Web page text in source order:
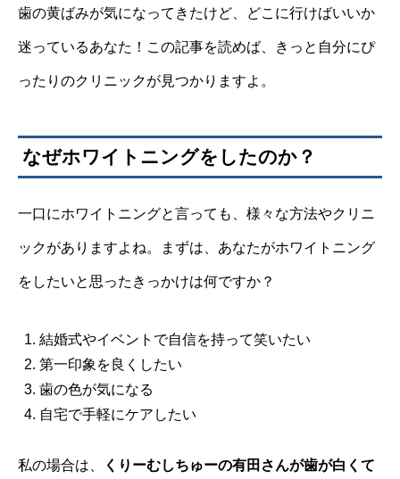
歯の黄ばみが気になってきたけど、どこに行けばいいか
迷っているあなた！この記事を読めば、きっと自分にぴ
ったりのクリニックが見つかりますよ。
なぜホワイトニングをしたのか？
一口にホワイトニングと言っても、様々な方法やクリニ
ックがありますよね。まずは、あなたがホワイトニング
をしたいと思ったきっかけは何ですか？
結婚式やイベントで自信を持って笑いたい
第一印象を良くしたい
歯の色が気になる
自宅で手軽にケアしたい
私の場合は、 くりーむしちゅーの有田さんが歯が白くて